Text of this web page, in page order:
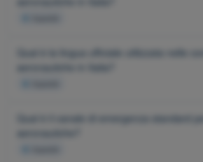
Qual è la lingua ufficiale utilizzata nelle
aeronautiche in Italia?
Qual è il canale di emergenza standard
aeronautiche?